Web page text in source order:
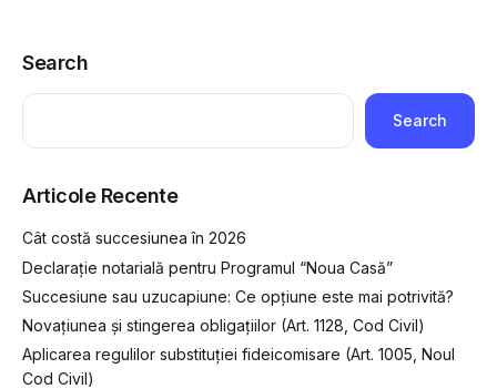
Search
Search
Articole Recente
Cât costă succesiunea în 2026
Declarație notarială pentru Programul “Noua Casă”
Succesiune sau uzucapiune: Ce opțiune este mai potrivită?
Novațiunea și stingerea obligațiilor (Art. 1128, Cod Civil)
Aplicarea regulilor substituției fideicomisare (Art. 1005, Noul
Cod Civil)